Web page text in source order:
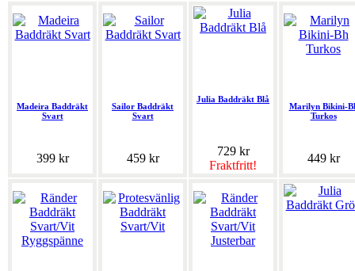
Madeira Baddräkt
Svart
399 kr
Sailor Baddräkt
Svart
459 kr
Julia Baddräkt Blå
729 kr
Fraktfritt!
Marilyn Bikini-
Turkos
449 kr